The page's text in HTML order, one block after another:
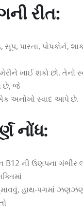
રીત:
પાસ્તા, પોપકોર્ન,
ખાઈ શકો છો. તેનો
છે, જે
અનોખો સ્વાદ આપે છે.
નોંધ:
B12 ની ઉણપના ગંભીર
હાથ-પગમાં